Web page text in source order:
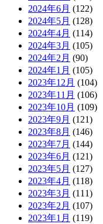
2024年6月 (122)
2024年5月 (128)
2024年4月 (114)
2024年3月 (105)
2024年2月 (90)
2024年1月 (105)
2023年12月 (104)
2023年11月 (106)
2023年10月 (109)
2023年9月 (121)
2023年8月 (146)
2023年7月 (144)
2023年6月 (121)
2023年5月 (127)
2023年4月 (118)
2023年3月 (111)
2023年2月 (107)
2023年1月 (119)